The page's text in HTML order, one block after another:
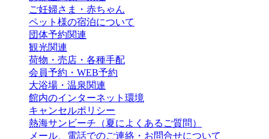
ご妊婦さま・赤ちゃん
ペット様の宿泊について
団体予約関連
観光関連
荷物・売店・各種手配
会員予約・WEB予約
大浴場・温泉関連
館内のインターネット環境
キャンセルポリシー
熱海サンビーチ（夏によくあるご質問）
メール、電話でのご連絡・お問合せについて